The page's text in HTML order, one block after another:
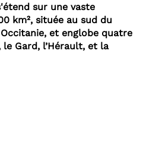
sur une vaste
km², située au sud du
et englobe quatre
le Gard, l’Hérault, et la